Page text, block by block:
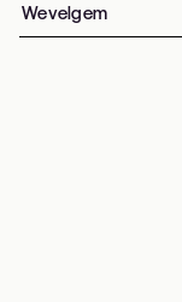
Wevelgem